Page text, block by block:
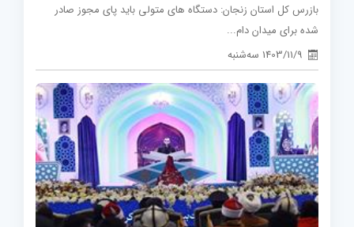
بازرس کل استان زنجان: دستگاه های متولی باید پای مجوز صادر
شده برای میدان دام...
1403/11/9 سه‌شنبه